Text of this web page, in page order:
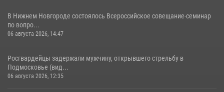
В Нижнем Новгороде состоялось Всероссийское совещание-семинар
по вопро...
06 августа 2026, 14:47
Росгвардейцы задержали мужчину, открывшего стрельбу в
Подмосковье (вид...
06 августа 2026, 12:35